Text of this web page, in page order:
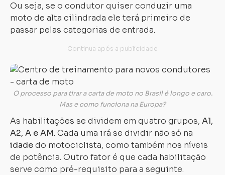
Ou seja, se o condutor quiser conduzir uma
moto de alta cilindrada ele terá primeiro de
passar pelas categorias de entrada.
O processo para tirar a carta de moto no Brasil é longo e caro.
Mas e como funciona na Europa?
As habilitações se dividem em quatro grupos, A1,
A2, A e AM. Cada uma irá se dividir não só na
idadedo motociclista, como também nos níveis
de potência. Outro fator é que cada habilitação
serve como pré-requisito para a seguinte.